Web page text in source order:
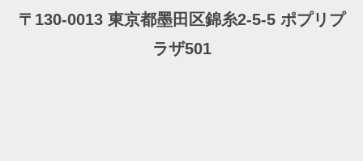
〒130-0013 東京都墨田区錦糸2-5-5 ポプリプ
ラザ501